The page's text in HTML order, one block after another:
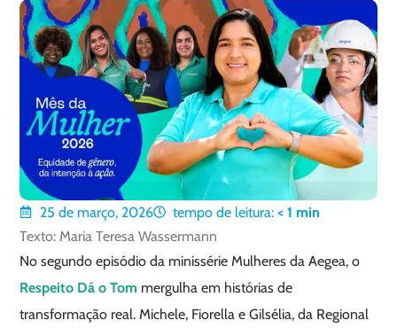
25 de março, 2026 tempo de leitura: < 1 min
Texto: Maria Teresa Wassermann
No segundo episódio da minissérie Mulheres da Aegea, o
Respeito Dá o Tom mergulha em histórias de
transformação real. Michele, Fiorella e Gilsélia, da Regional